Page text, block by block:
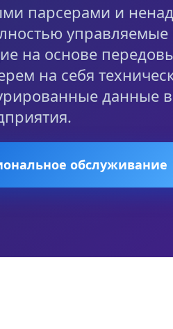
парсерами и
управляемые
на основе
на себя
данные
обслуживание